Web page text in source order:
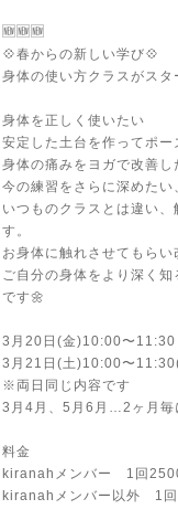
🆕🆕🆕
💠春からの新しい学び💠
身体の使い方クラスがスタ
身体を正しく使いたい
安定した土台を作ってポー
身体の痛みをヨガで改善し
今の練習をさらに深めたい
いつものクラスとは違い
す。
お身体に触れさせてもら
ご自分の身体をより深く
です🌼
3月20日(金)10:00〜11:30
3月21日(土)10:00〜
※両日同じ内容です
3月4月、5月6月…2ヶ月毎
料金
kiranahメンバー 1回
kiranahメンバー以外 1回